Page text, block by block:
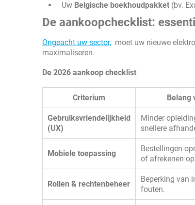
Uw Belgische boekhoudpakket (bv.
De aankoopchecklist:
Ongeacht uw sector, moet uw nieuwe
maximaliseren.
De 2026 aankoop checklist
Criterium Belang
Gebruiksvriendelijkheid
(UX)
Minder
snellere
Mobiele toepassing
Bestellingen
of afrekenen
Rollen & rechtenbeheer
Beperking van
fouten.